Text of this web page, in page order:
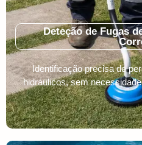
Deteção de Fugas
Identificação precisa de
hidráulicos, sem